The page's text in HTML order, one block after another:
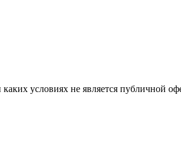
условиях не является публичной